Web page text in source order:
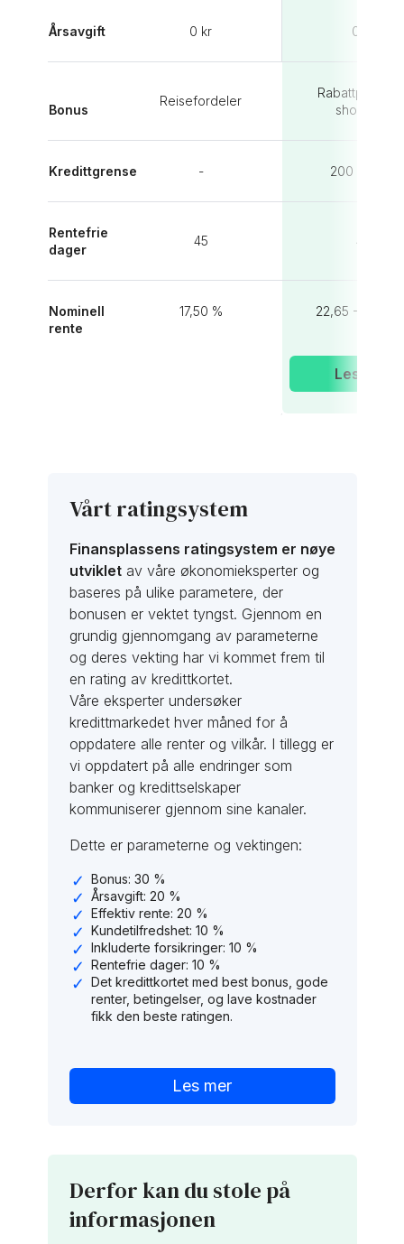
Årsavgift 0 kr 0 kr
Bonus
Reisefordeler
shopping
Kredittgrense - 200 000 kr
Rentefrie
dager
45 43
Nominell
rente
17,50 % 22,65 - 26,79
Les mer
Vårt ratingsystem
Finansplassens ratingsystem er nøye
utvikletav våre økonomieksperter og
baseres på ulike parametere, der
bonusen er vektet tyngst. Gjennom en
grundig gjennomgang av parameterne
og deres vekting har vi kommet frem til
en rating av kredittkortet.
Våre eksperter undersøker
kredittmarkedet hver måned for å
oppdatere alle renter og vilkår. I tillegg er
vi oppdatert på alle endringer som
banker og kredittselskaper
kommuniserer gjennom sine kanaler.
Dette er parameterne og vektingen:
Bonus: 30 %
Årsavgift: 20 %
Effektiv rente: 20 %
Kundetilfredshet: 10 %
Inkluderte forsikringer: 10 %
Rentefrie dager: 10 %
Det kredittkortet med best bonus, gode
renter, betingelser, og lave kostnader
fikk den beste ratingen.
Les mer
Derfor kan du stole på
informasjonen